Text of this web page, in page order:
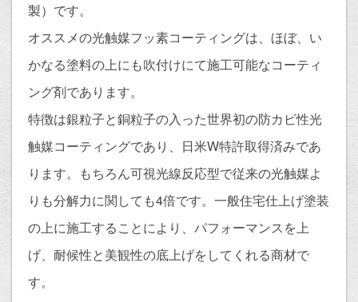
製）です。
オススメの光触媒フッ素コーティングは、ほぼ、い
かなる塗料の上にも吹付けにて施工可能なコーティ
ング剤であります。
特徴は銀粒子と銅粒子の入った世界初の防カビ性光
触媒コーティングであり、日米W特許取得済みであ
ります。もちろん可視光線反応型で従来の光触媒よ
りも分解力に関しても4倍です。一般住宅仕上げ塗装
の上に施工することにより、パフォーマンスを上
げ、耐候性と美観性の底上げをしてくれる商材で
す。